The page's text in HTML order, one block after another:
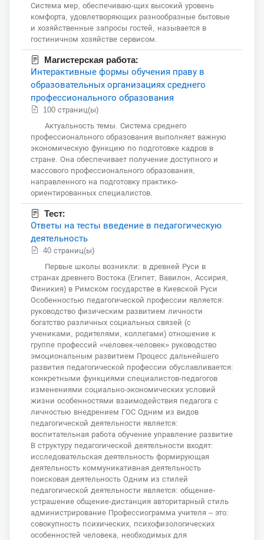
Система мер, обеспечиваю-щих высокий уровень
комфорта, удовлетворяющих разнообразные бытовые
и хозяйственные запросы гостей, называется в
гостиничном хозяйстве сервисом.
Магистерская работа:
Интерактивные формы обучения праву в
образовательных организациях среднего
профессионального образования
100 страниц(ы)
Актуальность темы. Система среднего
профессионального образования выполняет важную
экономическую функцию по подготовке кадров в
стране. Она обеспечивает получение доступного и
массового профессионального образования,
направленного на подготовку практико-
ориентированных специалистов.
Тест:
Ответы на тесты введение в педагогическую
деятельность
40 страниц(ы)
Первые школы возникли: в древней Руси в
странах древнего Востока (Египет, Вавилон, Ассирия,
Финикия) в Римском государстве в Киевской Руси
Особенностью педагогической профессии является:
руководство физическим развитием личности
богатство различных социальных связей (с
учениками, родителями, коллегами) отношение к
группе профессий «человек-человек» руководство
эмоциональным развитием Процесс дальнейшего
развития педагогической профессии обуславливается:
конкретными функциями специалистов-педагогов
изменениями социально-экономических условий
жизни особенностями взаимодействия педагога с
личностью внедрением ГОС Одним из видов
педагогической деятельности является:
воспитательная работа обучение управление развитие
В структуру педагогической деятельности входят:
исследовательская деятельность формирующая
деятельность коммуникативная деятельность
поисковая деятельность Одним из стилей
педагогической деятельности является: общение-
устрашение общение-дистанция авторитарный стиль
администрирование Профессиограмма учителя – это:
совокупность психических, психофизологических
особенностей человека, необходимых для